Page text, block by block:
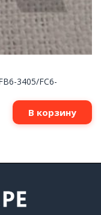
3405/FC6-
В корзину